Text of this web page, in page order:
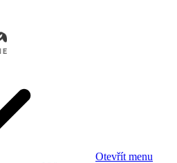
Otevřít menu